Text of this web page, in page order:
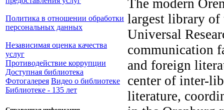
Политика в отношении обработки
персональных данных
Независимая оценка качества
услуг
Противодействие коррупции
Доступная библиотека
Фотогалерея Видео о библиотеке
Библиотеке - 135 лет
The modern
largest library of
Universal
communication
and foreign
center of inter-
literature,